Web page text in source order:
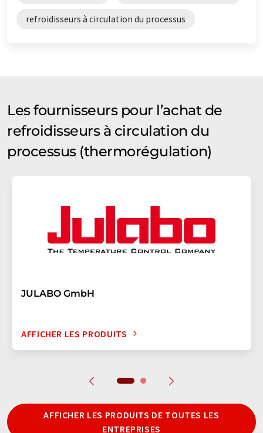
refroidisseurs à circulation du processus
Les fournisseurs pour l’achat de
refroidisseurs à circulation du
processus (thermorégulation)
JULABO GmbH
AFFICHER LES PRODUITS
AFFICHER LES PRODUITS DE TOUTES LES
ENTREPRISES